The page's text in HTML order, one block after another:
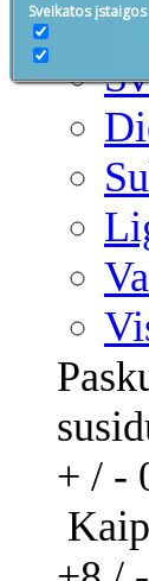
Sveikatos įstaigos
+ / -